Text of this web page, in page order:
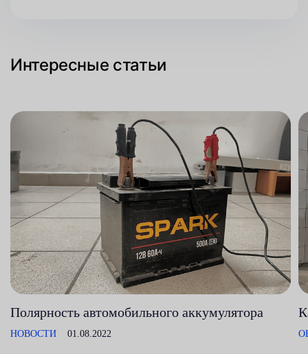
Интересные статьи
Полярность автомобильного аккумулятора
НОВОСТИ 01.08.2022